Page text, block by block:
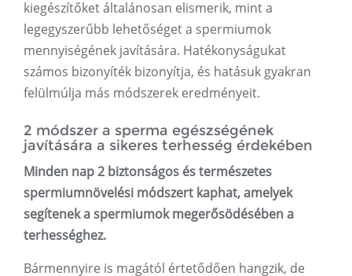
kiegészítőket általánosan elismerik, mint a
legegyszerűbb lehetőséget a spermiumok
mennyiségének javítására. Hatékonyságukat
számos bizonyíték bizonyítja, és hatásuk gyakran
felülmúlja más módszerek eredményeit.
2 módszer a sperma egészségének
javítására a sikeres terhesség érdekében
Minden nap 2 biztonságos és természetes
spermiumnövelési módszert kaphat, amelyek
segítenek a spermiumok megerősödésében a
terhességhez.
Bármennyire is magától értetődően hangzik, de